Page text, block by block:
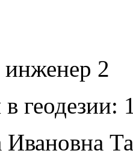
2
геодезии:
Ивановна